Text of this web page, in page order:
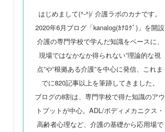
はじめまして(^-^)/ 介護ラボのカナです。
2020年6月ブログ「kanalog(ｶﾅﾛｸﾞ)」を開設
介護の専門学校で学んだ知識をベースに、
現場ではなかなか得られない”理論的な視
点”や”根拠ある介護”を中心に発信、これま
でに820記事以上を筆跡してきました。
ブログの8割は、専門学校で得た知識のアウ
トプットが中心。ADL/ボディメカニクス・
高齢者心理など、介護の基礎から応用場で